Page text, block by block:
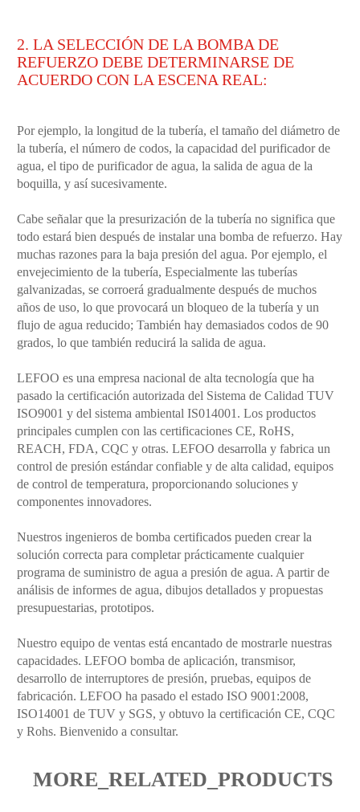
2. LA SELECCIÓN DE LA BOMBA DE
REFUERZO DEBE DETERMINARSE DE
ACUERDO CON LA ESCENA REAL:
Por ejemplo, la longitud de la tubería, el tamaño del diámetro de
la tubería, el número de codos, la capacidad del purificador de
agua, el tipo de purificador de agua, la salida de agua de la
boquilla, y así sucesivamente.
Cabe señalar que la presurización de la tubería no significa que
todo estará bien después de instalar una bomba de refuerzo. Hay
muchas razones para la baja presión del agua. Por ejemplo, el
envejecimiento de la tubería, Especialmente las tuberías
galvanizadas, se corroerá gradualmente después de muchos
años de uso, lo que provocará un bloqueo de la tubería y un
flujo de agua reducido; También hay demasiados codos de 90
grados, lo que también reducirá la salida de agua.
LEFOO es una empresa nacional de alta tecnología que ha
pasado la certificación autorizada del Sistema de Calidad TUV
ISO9001 y del sistema ambiental IS014001. Los productos
principales cumplen con las certificaciones CE, RoHS,
REACH, FDA, CQC y otras. LEFOO desarrolla y fabrica un
control de presión estándar confiable y de alta calidad, equipos
de control de temperatura, proporcionando soluciones y
componentes innovadores.
Nuestros ingenieros de bomba certificados pueden crear la
solución correcta para completar prácticamente cualquier
programa de suministro de agua a presión de agua. A partir de
análisis de informes de agua, dibujos detallados y propuestas
presupuestarias, prototipos.
Nuestro equipo de ventas está encantado de mostrarle nuestras
capacidades. LEFOO bomba de aplicación, transmisor,
desarrollo de interruptores de presión, pruebas, equipos de
fabricación. LEFOO ha pasado el estado ISO 9001:2008,
ISO14001 de TUV y SGS, y obtuvo la certificación CE, CQC
y Rohs. Bienvenido a consultar.
MORE_RELATED_PRODUCTS